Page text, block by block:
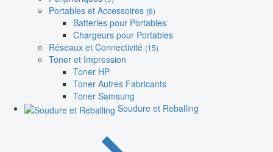
Portables et Accessoires (6)
Batteries pour Portables
Chargeurs pour Portables
Réseaux et Connectivité (15)
Toner et Impression
Toner HP
Toner Autres Fabricants
Toner Samsung
Soudure et Reballing